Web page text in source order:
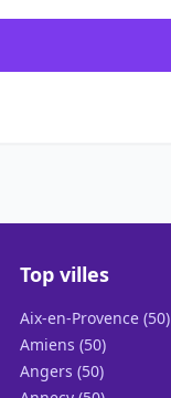
Top villes
Aix-en-Provence (50)
Amiens (50)
Angers (50)